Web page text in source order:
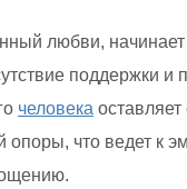
любви, начинает
поддержки и
человека оставляет
опоры, что ведет к